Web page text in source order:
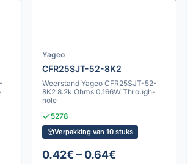
Yageo
CFR25SJT-52-8K2
Weerstand Yageo CFR25SJT-52-
8K2 8.2k Ohms 0.166W Through-
hole
5278
Verpakking van 10 stuks
0.42€ – 0.64€